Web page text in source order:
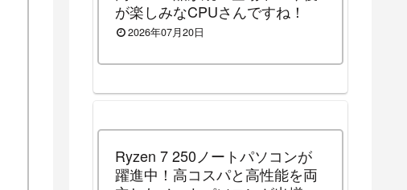
が楽しみなCPUさんですね！
2026年07月20日
Ryzen 7 250ノートパソコンが
躍進中！高コスパと高性能を両